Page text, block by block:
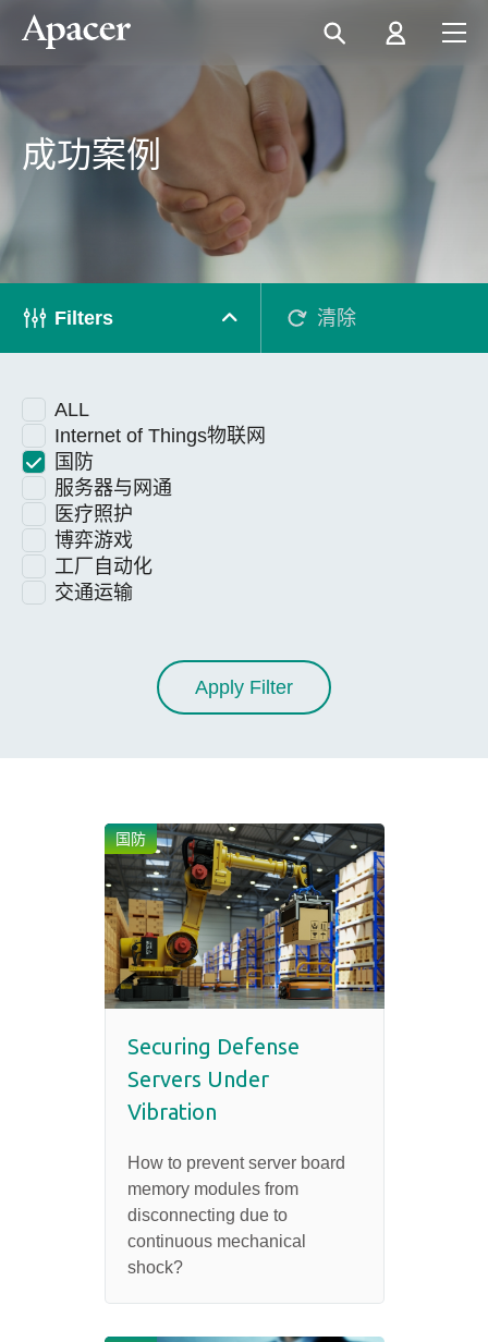
成功案例
Filters 清除
ALL
Internet of Things物联网
国防
服务器与网通
医疗照护
博弈游戏
工厂自动化
交通运输
Apply Filter
国防
Securing Defense
Servers Under
Vibration
How to prevent server board
memory modules from
disconnecting due to
continuous mechanical
shock?